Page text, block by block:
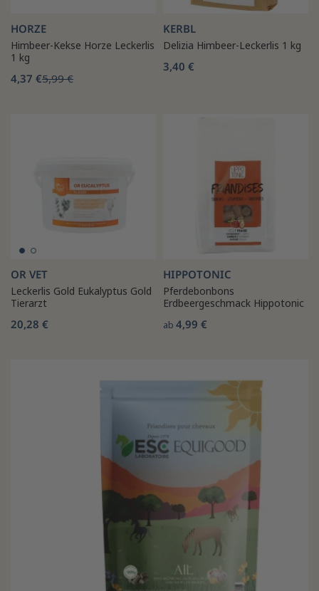
HORZE
Himbeer-Kekse Horze Leckerlis
1 kg
4,37 €5,99 €
KERBL
Delizia Himbeer-Leckerlis 1 kg
3,40 €
OR VET
Leckerlis Gold Eukalyptus Gold
Tierarzt
20,28 €
HIPPOTONIC
Pferdebonbons
Erdbeergeschmack Hippotonic
ab 4,99 €